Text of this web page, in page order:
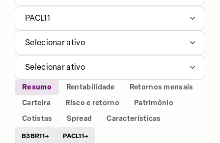
PACL11
Selecionar ativo
Selecionar ativo
Resumo Rentabilidade
Retornos mensais
Carteira
Risco e retorno
Patrimônio
Cotistas
Spread Características
B3BR11→ PACL11→